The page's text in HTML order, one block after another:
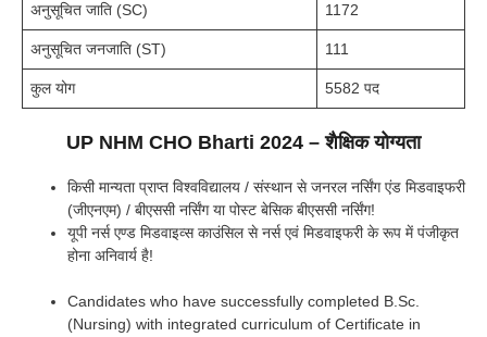
अनुसूचित जाति (SC) 1172
अनुसूचित जनजाति (ST) 111
कुल योग 5582 पद
UP NHM CHO Bharti 2024 – शैक्षिक योग्यता
किसी मान्यता प्राप्त विश्वविद्यालय / संस्थान से जनरल नर्सिंग एंड मिडवाइफरी
(जीएनएम) / बीएससी नर्सिंग या पोस्ट बेसिक बीएससी नर्सिंग!
यूपी नर्स एण्ड मिडवाइव्स काउंसिल से नर्स एवं मिडवाइफरी के रूप में पंजीकृत
होना अनिवार्य है!
Candidates who have successfully completed B.Sc.
(Nursing) with integrated curriculum of Certificate in